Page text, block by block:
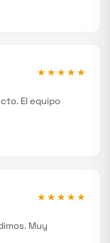
★★★★★
El equipo
★★★★★
Muy